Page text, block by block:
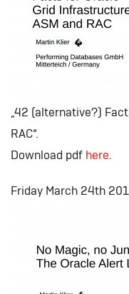
„42 (alternative?)
RAC“.
Download pdf here.
Friday March 24th